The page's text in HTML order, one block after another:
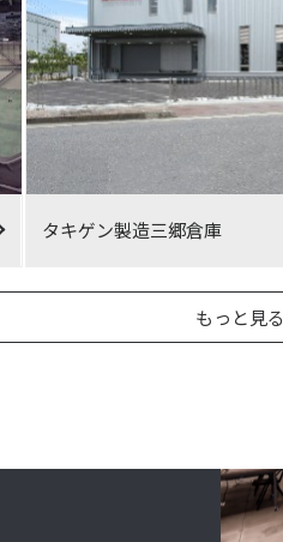
タキゲン製造三郷倉庫
もっと見る